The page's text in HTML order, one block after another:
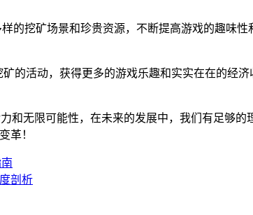
的挖矿场景和珍贵资源，不断提高游戏的趣味
的活动，获得更多的游戏乐趣和实实在在的经
和无限可能性，在未来的发展中，我们有足够
革！
剖析